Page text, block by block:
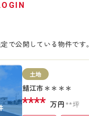
で公開している物件で
土地
鯖江市＊＊＊＊
**** 万円 **坪